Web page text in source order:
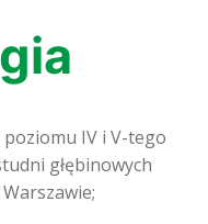
IV i V-tego
głębinowych